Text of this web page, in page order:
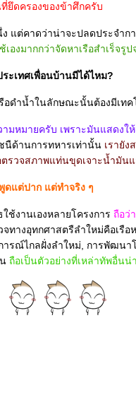
ยึดครองของข้าศึกครับ
แต่คาดว่าน่าจะปลดประจำก
งมากกว่าจัดหาเรือสำเร็จรูป
ะเทศเพื่อนบ้านมีได้ไหม?
อดำน้ำในลักษณะนั้นต้องมีเท
หมายครับ เพราะมันแสดงให้
ด้านการทหารเท่านั้น เรายัง
อตรวจสภาพแท่นขุดเจาะน้ำมั
ดแต่ปาก แต่ทำจริง ๆ
งานเองหลายโครงการ ถือว่
จทางอุทกศาสตรืลำใหม่คือเรื
ารณ์ไกลฝั่งลำใหม่, การพัฒน
ถือเป็นตัวอย่างที่เหล่าทัพอื่น